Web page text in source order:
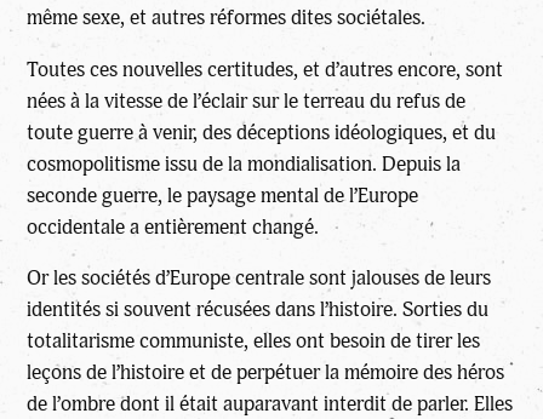
même sexe, et autres réformes dites sociétales.
Toutes ces nouvelles certitudes, et d’autres encore, sont
nées à la vitesse de l’éclair sur le terreau du refus de
toute guerre à venir, des déceptions idéologiques, et du
cosmopolitisme issu de la mondialisation. Depuis la
seconde guerre, le paysage mental de l’Europe
occidentale a entièrement changé.
Or les sociétés d’Europe centrale sont jalouses de leurs
identités si souvent récusées dans l’histoire. Sorties du
totalitarisme communiste, elles ont besoin de tirer les
leçons de l’histoire et de perpétuer la mémoire des héros
de l’ombre dont il était auparavant interdit de parler. Elles